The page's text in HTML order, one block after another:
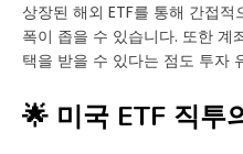
상장된 해외 ETF를 통해 간접
폭이 좁을 수 있습니다. 또한 계
택을 받을 수 있다는 점도 투자
🌟 미국 ETF 직투